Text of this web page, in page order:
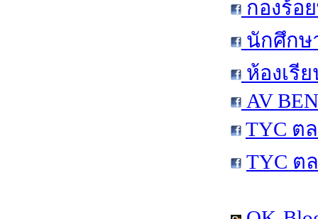
กองร้อ
นักศึกษ
ห้องเรี
AV
TYC ต
TYC ต